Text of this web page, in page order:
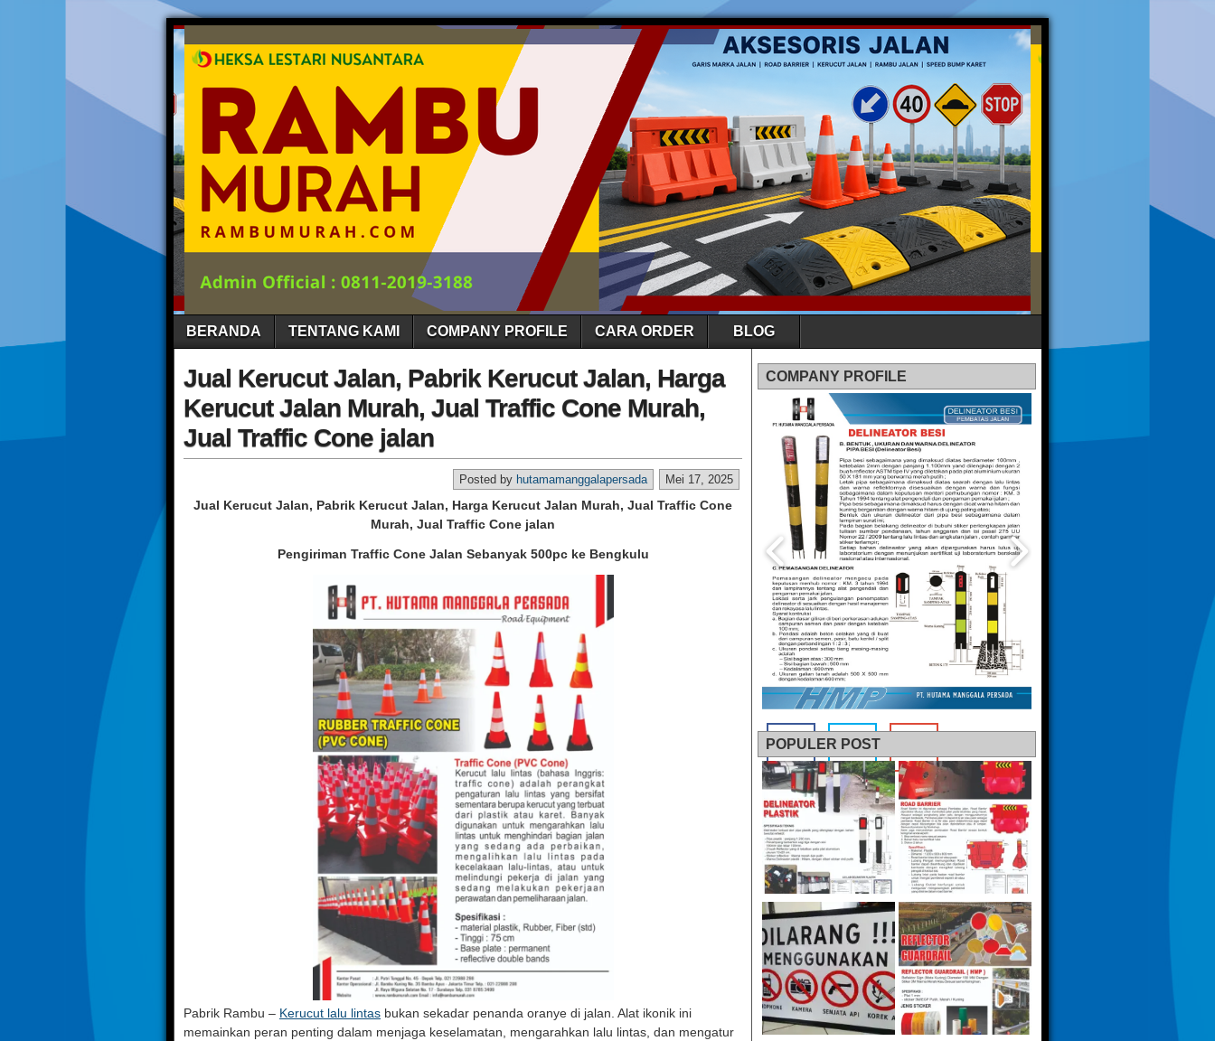
BERANDA TENTANG KAMI COMPANY PROFILE CARA ORDER BLOG
Jual Kerucut Jalan, Pabrik Kerucut Jalan, Harga
Kerucut Jalan Murah, Jual Traffic Cone Murah,
Jual Traffic Cone jalan
Mei 17, 2025
Posted by hutamamanggalapersada
Jual Kerucut Jalan, Pabrik Kerucut Jalan, Harga Kerucut Jalan Murah, Jual Traffic Cone
Murah, Jual Traffic Cone jalan
Pengiriman Traffic Cone Jalan Sebanyak 500pc ke Bengkulu
Pabrik Rambu – Kerucut lalu lintas bukan sekadar penanda oranye di jalan. Alat ikonik ini
memainkan peran penting dalam menjaga keselamatan, mengarahkan lalu lintas, dan mengatur
COMPANY PROFILE
POPULER POST